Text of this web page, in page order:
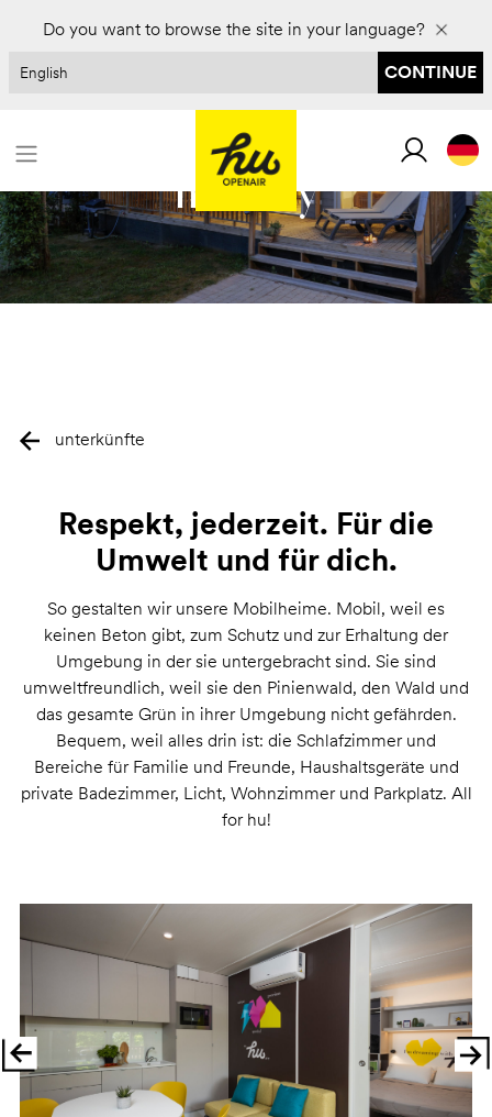
Do you want to browse the site in your language?
CONTINUE
hu stay
unterkünfte
Respekt, jederzeit. Für die
Umwelt und für dich.
So gestalten wir unsere Mobilheime. Mobil, weil es
keinen Beton gibt, zum Schutz und zur Erhaltung der
Umgebung in der sie untergebracht sind. Sie sind
umweltfreundlich, weil sie den Pinienwald, den Wald und
das gesamte Grün in ihrer Umgebung nicht gefährden.
Bequem, weil alles drin ist: die Schlafzimmer und
Bereiche für Familie und Freunde, Haushaltsgeräte und
private Badezimmer, Licht, Wohnzimmer und Parkplatz. All
for hu!